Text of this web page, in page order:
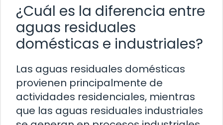
¿Cuál es la diferencia entre
aguas residuales
domésticas e industriales?
Las aguas residuales domésticas
provienen principalmente de
actividades residenciales, mientras
que las aguas residuales industriales